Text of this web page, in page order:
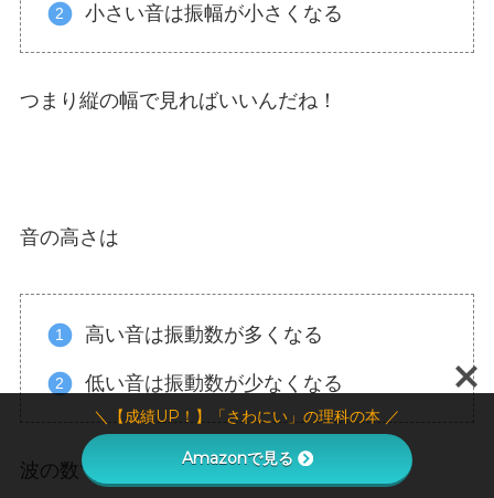
小さい音は振幅が小さくなる
つまり縦の幅で見ればいいんだね！
音の高さは
高い音は振動数が多くなる
低い音は振動数が少なくなる
波の数で見ればいいんだね！
＼【成績UP！】「さわにい」の理科の本 ／
Amazonで見る